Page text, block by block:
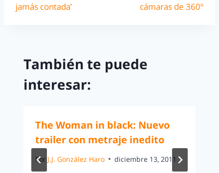
jamás contada’
cámaras de 360º
También te puede
interesar:
The Woman in black: Nuevo
trailer con metraje inedito
Por J.J. González Haro diciembre 13, 2011